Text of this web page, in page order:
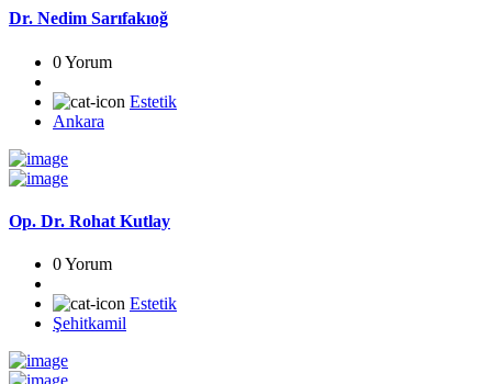
Dr. Nedim Sarıfakıoğ
0 Yorum
Estetik
Ankara
Op. Dr. Rohat Kutlay
0 Yorum
Estetik
Şehitkamil